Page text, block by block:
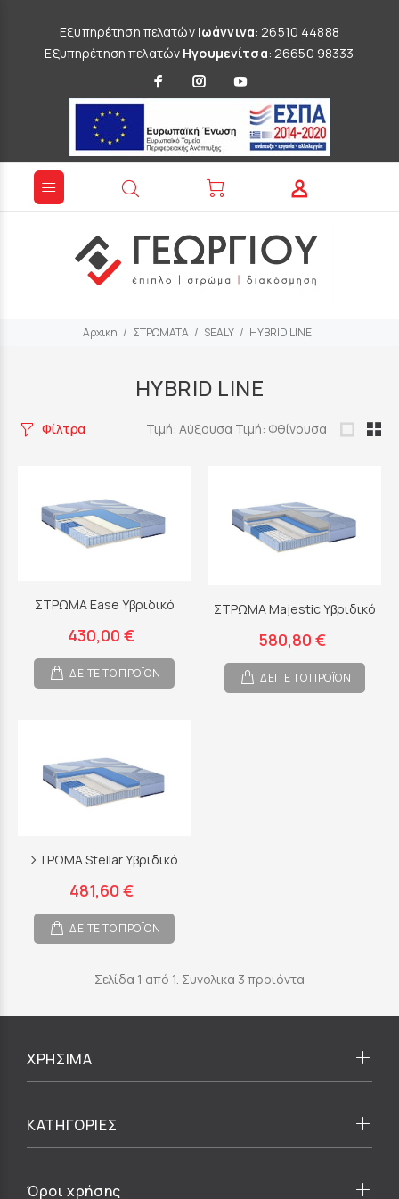
Εξυπηρέτηση πελατών Ιωάννινα: 26510 44888
Εξυπηρέτηση πελατών Ηγουμενίτσα: 26650 98333
Αρχικη ΣΤΡΩΜΑΤΑ SEALY HYBRID LINE
HYBRID LINE
Φίλτρα Τιμή: Αύξουσα Τιμή: Φθίνουσα
ΣΤΡΩΜΑ Ease Υβριδικό
430,00 €
ΔΕΙΤΕ ΤΟ ΠΡΟΪΟΝ
ΣΤΡΩΜΑ Majestic Υβριδικό
580,80 €
ΔΕΙΤΕ ΤΟ ΠΡΟΪΟΝ
ΣΤΡΩΜΑ Stellar Υβριδικό
481,60 €
ΔΕΙΤΕ ΤΟ ΠΡΟΪΟΝ
Σελίδα 1 από 1. Συνολικα 3 προιόντα
ΧΡΗΣΙΜΑ
ΚΑΤΗΓΟΡΙΕΣ
Όροι χρήσης